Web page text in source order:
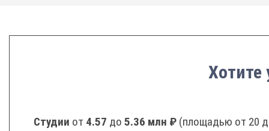
Хотите
Студии от 4.57 до 5.36 млн ₽ (площадью от 20